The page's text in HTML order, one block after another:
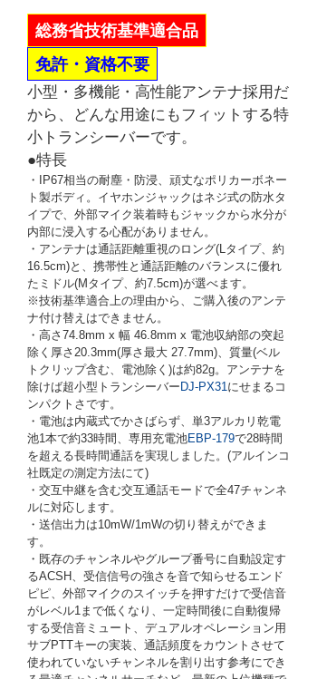
総務省技術基準適合品
免許・資格不要
小型・多機能・高性能アンテナ採用だ
から、どんな用途にもフィットする特
小トランシーバーです。
●特長
・IP67相当の耐塵・防浸、頑丈なポリカーボネー
ト製ボディ。イヤホンジャックはネジ式の防水タ
イプで、外部マイク装着時もジャックから水分が
内部に浸入する心配がありません。
・アンテナは通話距離重視のロング(Lタイプ、約
16.5cm)と、携帯性と通話距離のバランスに優れ
たミドル(Mタイプ、約7.5cm)が選べます。
※技術基準適合上の理由から、ご購入後のアンテ
ナ付け替えはできません。
・高さ74.8mm x 幅 46.8mm x 電池収納部の突起
除く厚さ20.3mm(厚さ最大 27.7mm)、質量(ベル
トクリップ含む、電池除く)は約82g。アンテナを
除けば超小型トランシーバー DJ-PX31にせまるコ
ンパクトさです。
・電池は内蔵式でかさばらず、単3アルカリ乾電
池1本で約33時間、専用充電池EBP-179で28時間
を超える長時間通話を実現しました。(アルインコ
社既定の測定方法にて)
・交互中継を含む交互通話モードで全47チャンネ
ルに対応します。
・送信出力は10mW/1mWの切り替えができま
す。
・既存のチャンネルやグループ番号に自動設定す
るACSH、受信信号の強さを音で知らせるエンド
ピピ、外部マイクのスイッチを押すだけで受信音
がレベル1まで低くなり、一定時間後に自動復帰
する受信音ミュート、デュアルオペレーション用
サブPTTキーの実装、通話頻度をカウントさせて
使われていないチャンネルを割り出す参考にでき